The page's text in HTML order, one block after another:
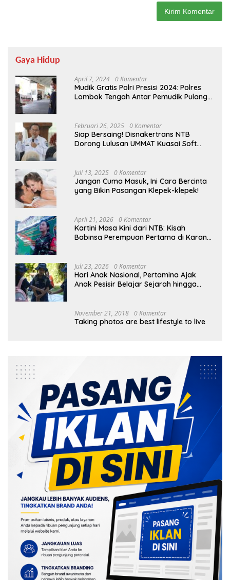
Gaya Hidup
April 7, 2024 0 Komentar
Mudik Gratis Polri Presisi 2024: Polres
Lombok Tengah Antar Pemudik Pulang
Februari 26, 2025 0 Komentar
Siap Bersaing! Disnakertrans NTB
Dorong Lulusan UMMAT Kuasai Soft
Juli 13, 2025 0 Komentar
Jangan Cuma Masuk, Ini Cara Bercinta
yang Bikin Pasangan Klepek-klepek!
April 21, 2026 0 Komentar
Kartini Masa Kini dari NTB: Kisah
Babinsa Perempuan Pertama di Karang
Juli 23, 2026 0 Komentar
Hari Anak Nasional, Pertamina Ajak
Anak Pesisir Belajar Sejarah hingga
November 21, 2018 0 Komentar
Taking photos are best lifestyle to live